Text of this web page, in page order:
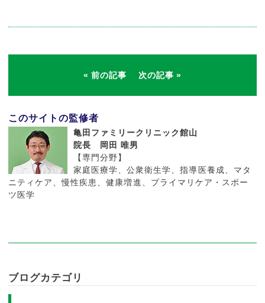
前の記事 次の記事
このサイトの監修者
亀田ファミリークリニック館山
院長 岡田 唯男
【専門分野】
家庭医療学、公衆衛生学、指導医養成、マタ
ニティケア、慢性疾患、健康増進、プライマリケア・スポー
ツ医学
ブログカテゴリ